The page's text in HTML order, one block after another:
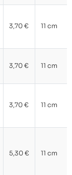
3,70 € 11 cm
3,70 € 11 cm
3,70 € 11 cm
5,30 € 11 cm